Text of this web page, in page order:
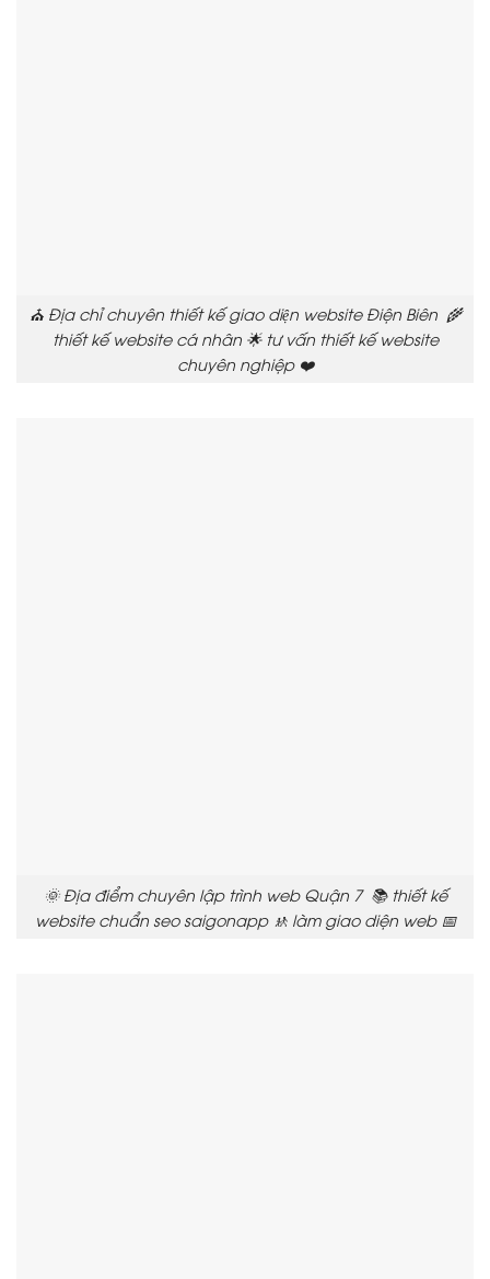
⛪ Địa chỉ chuyên thiết kế giao diện website Điện Biên 🌾
thiết kế website cá nhân 🌟 tư vấn thiết kế website
chuyên nghiệp ❤️
🌞 Địa điểm chuyên lập trình web Quận 7 📚 thiết kế
website chuẩn seo saigonapp 🚸 làm giao diện web 📅